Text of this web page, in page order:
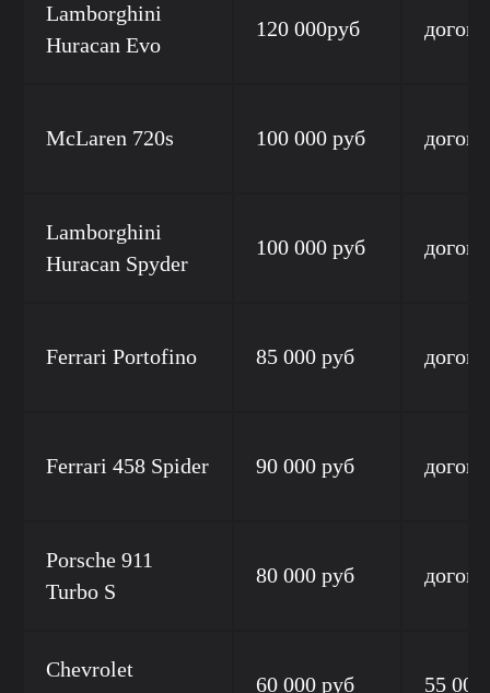
Lamborghini
Huracan Evo
120 000руб
McLaren 720s 100 000 руб
Lamborghini
Huracan Spyder
100 000 руб
Ferrari Portofino 85 000 руб
Ferrari 458 Spider 90 000 руб
Porsche 911
Turbo S
80 000 руб
Chevrolet
60 000 руб 55 000